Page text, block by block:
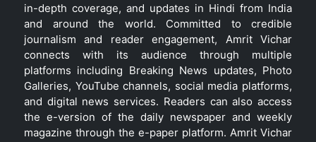
in-depth coverage, and updates in Hindi from India
and around the world. Committed to credible
journalism and reader engagement, Amrit Vichar
connects with its audience through multiple
platforms including Breaking News updates, Photo
Galleries, YouTube channels, social media platforms,
and digital news services. Readers can also access
the e-version of the daily newspaper and weekly
magazine through the e-paper platform. Amrit Vichar